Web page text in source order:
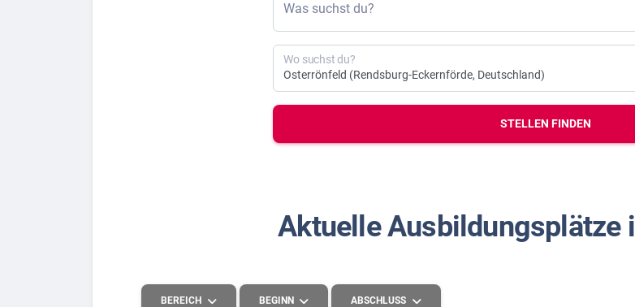
Gut bezahlte Berufe
Kaufmännische Berufe
Berufe nach Themen
Schülerpraktikum
Anschreiben
Vorlagen
Online-Bewerbung
Vorstellungsgespräch
Bewerbungs-Check
Was suchst du?
Wo suchst du?
STELLEN FINDEN
Aktuelle Ausbildungsplätze
BEREICH BEGINN ABSCHLUSS